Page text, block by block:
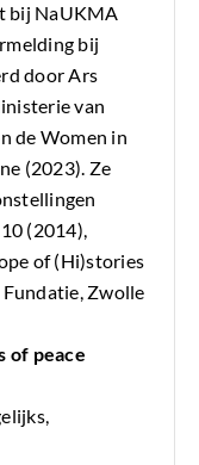
bij NaUKMA
bij
door Ars
van
de Women in
(2023). Ze
(2014),
of (Hi)stories
Zwolle
of peace